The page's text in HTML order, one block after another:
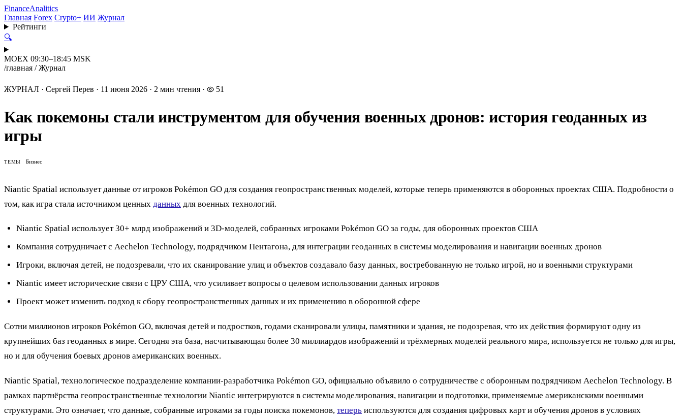
FinanceAnalitics
Главная Forex Crypto+ ИИ Журнал
Рейтинги
🔍
MOEX 09:30–18:45 MSK
/главная / Журнал
ЖУРНАЛ · Сергей Перев · 11 июня 2026 · 2 мин чтения · 51
Как покемоны стали инструментом для обучения военных дронов: история геоданных из
игры
ТЕМЫ Бизнес
Niantic Spatial использует данные от игроков Pokémon GO для создания геопространственных моделей, которые теперь применяются в оборонных проектах США. Подробности о
том, как игра стала источником ценных данных для военных технологий.
Niantic Spatial использует 30+ млрд изображений и 3D-моделей, собранных игроками Pokémon GO за годы, для оборонных проектов США
Компания сотрудничает с Aechelon Technology, подрядчиком Пентагона, для интеграции геоданных в системы моделирования и навигации военных дронов
Игроки, включая детей, не подозревали, что их сканирование улиц и объектов создавало базу данных, востребованную не только игрой, но и военными структурами
Niantic имеет исторические связи с ЦРУ США, что усиливает вопросы о целевом использовании данных игроков
Проект может изменить подход к сбору геопространственных данных и их применению в оборонной сфере
Сотни миллионов игроков Pokémon GO, включая детей и подростков, годами сканировали улицы, памятники и здания, не подозревая, что их действия формируют одну из
крупнейших баз геоданных в мире. Сегодня эта база, насчитывающая более 30 миллиардов изображений и трёхмерных моделей реального мира, используется не только для игры,
но и для обучения боевых дронов американских военных.
Niantic Spatial, технологическое подразделение компании-разработчика Pokémon GO, официально объявило о сотрудничестве с оборонным подрядчиком Aechelon Technology. В
рамках партнёрства геопространственные технологии Niantic интегрируются в системы моделирования, навигации и подготовки, применяемые американскими военными
структурами. Это означает, что данные, собранные игроками за годы поиска покемонов, теперь используются для создания цифровых карт и обучения дронов в условиях